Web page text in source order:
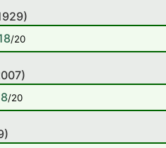
/20
8/20